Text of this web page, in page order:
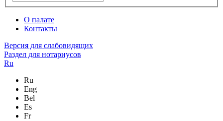
О палате
Контакты
Версия для слабовидящих
Раздел для нотариусов
Ru
Ru
Eng
Bel
Es
Fr